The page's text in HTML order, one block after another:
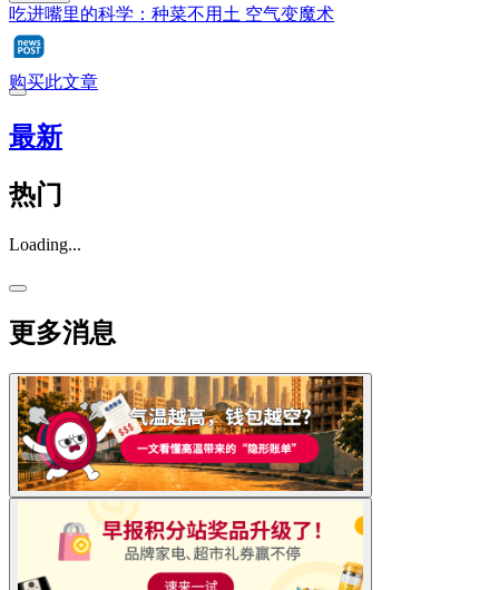
吃进嘴里的科学：种菜不用土 空气变魔术
购买此文章
最新
热门
Loading...
更多消息